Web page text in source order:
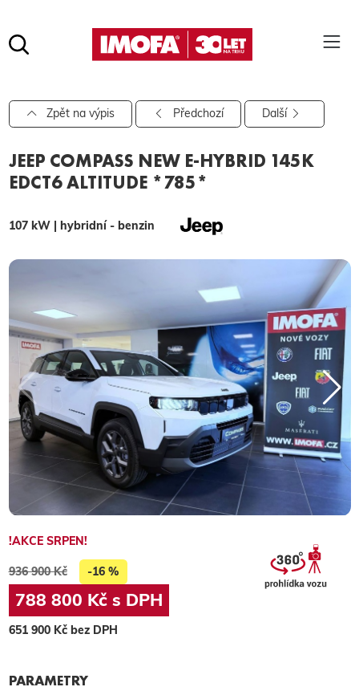
hledat
Pro vyhledávání zadejte alespoň 3 znaky.
Zpět na výpis Předchozí Další
JEEP COMPASS NEW E-HYBRID 145K
EDCT6 ALTITUDE *785*
107 kW | hybridní - benzin
!AKCE SRPEN!
936 900 Kč -16 %
788 800 Kč s DPH
651 900 Kč bez DPH
PARAMETRY